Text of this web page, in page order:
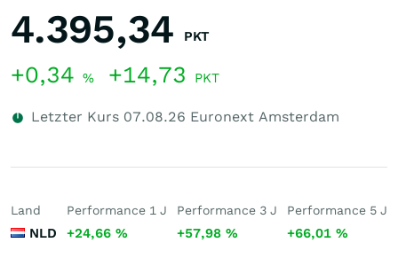
4.395,34 PKT
+0,34 % +14,73 PKT
Letzter Kurs 07.08.26 Euronext Amsterdam
Land
NLD
Performance 1 J
+24,66 %
Performance 3 J
+57,98 %
Performance 5 J
+66,01 %